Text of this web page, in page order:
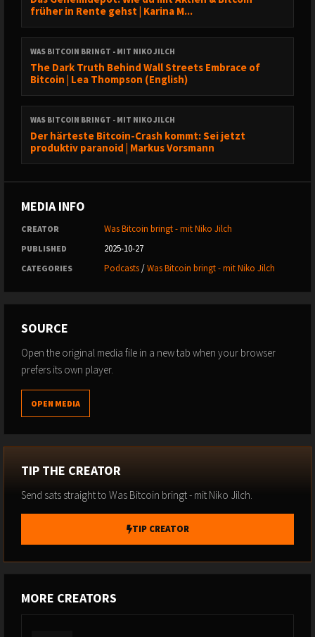
sowie die darin erteilten Hinweise und gesetzten Links dienen
ausschließlich Informationszwecken und stellen weder eine
Anlageberatung, Anlageanalyse noch eine Aufforderung oder
Empfehlung zum Erwerb oder Verkauf von Finanzinstrumenten
dar. Insbesondere kann eine Anlage- oder sonstige Beratung
dadurch nicht ersetzt werden. Die in den Veröffentlichungen
enthaltenen Angaben basieren auf dem Wissensstand zum
Zeitpunkt der Ausarbeitung und können jederzeit ohne weitere
Benachrichtigung geändert werden. Die Inhalte richten sich
gestellten Informationen, Informationsquellen, daraus
resultierenden Haftungen oder Schäden jedweder Art
jedenfalls ausgeschlossen.
früher in Rente gehst | Karina M...
WAS BITCOIN BRINGT - MIT NIKO JILCH
The Dark Truth Behind Wall Streets Embrace of
Bitcoin | Lea Thompson (English)
WAS BITCOIN BRINGT - MIT NIKO JILCH
Der härteste Bitcoin-Crash kommt: Sei jetzt
produktiv paranoid | Markus Vorsmann
MEDIA INFO
CREATOR Was Bitcoin bringt - mit Niko Jilch
PUBLISHED 2025-10-27
CATEGORIES Podcasts/Was Bitcoin bringt - mit Niko Jilch
SOURCE
Open the original media file in a new tab when your browser
prefers its own player.
OPEN MEDIA
TIP THE CREATOR
Send sats straight to Was Bitcoin bringt - mit Niko Jilch.
TIP CREATOR
MORE CREATORS